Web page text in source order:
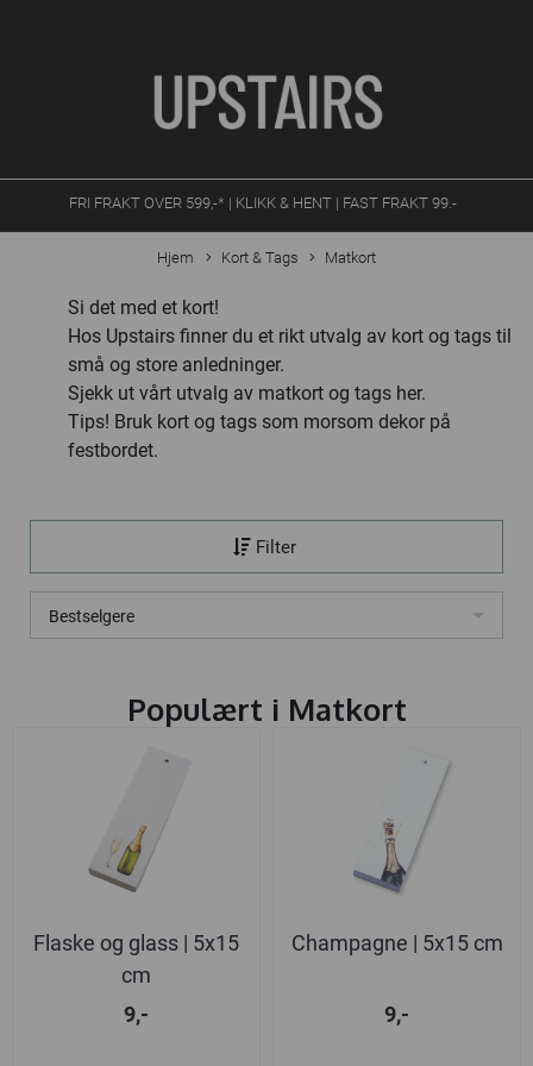
FRI FRAKT OVER 599,-* | KLIKK & HENT | FAST FRAKT 99.-
Hjem Kort & Tags Matkort
Si det med et kort!
Hos Upstairs finner du et rikt utvalg av kort og tags til
små og store anledninger.
Sjekk ut vårt utvalg av matkort og tags her.
Tips! Bruk kort og tags som morsom dekor på
festbordet.
Filter
Bestselgere
Populært i Matkort
Flaske og glass | 5x15
cm
9,-
Champagne | 5x15 cm
9,-